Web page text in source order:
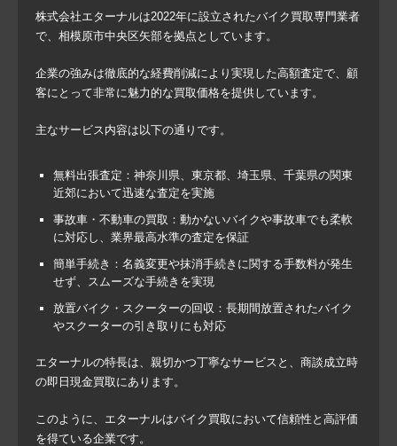
株式会社エターナルは2022年に設立されたバイク買取専門業者
で、相模原市中央区矢部を拠点としています。
企業の強みは徹底的な経費削減により実現した高額査定で、顧
客にとって非常に魅力的な買取価格を提供しています。
主なサービス内容は以下の通りです。
無料出張査定 ：神奈川県、東京都、埼玉県、千葉県の関東
近郊において迅速な査定を実施
事故車・不動車の買取 ：動かないバイクや事故車でも柔軟
に対応し、業界最高水準の査定を保証
簡単手続き ：名義変更や抹消手続きに関する手数料が発生
せず、スムーズな手続きを実現
放置バイク・スクーターの回収 ：長期間放置されたバイク
やスクーターの引き取りにも対応
エターナルの特長は、親切かつ丁寧なサービスと、商談成立時
の即日現金買取にあります。
このように、エターナルはバイク買取において信頼性と高評価
を得ている企業です。